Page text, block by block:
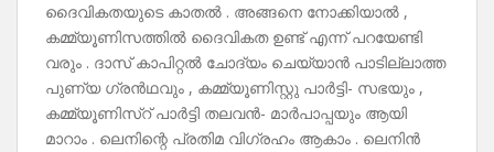
ദൈവികതയുടെ കാതൽ . അങ്ങനെ നോക്കിയാൽ ,
കമ്മ്യൂണിസത്തിൽ ദൈവികത ഉണ്ട് എന്ന് പറയേണ്ടി
വരും . ദാസ് കാപിറ്റൽ ചോദ്യം ചെയ്യാൻ പാടില്ലാത്ത
പുണ്യ ഗ്രൻഥവും , കമ്മ്യൂണിസ്റ്റു പാർട്ടി- സഭയും ,
കമ്മ്യൂണിസ്റ് പാർട്ടി തലവൻ- മാർപാപ്പയും ആയി
മാറാം . ലെനിന്റെ പ്രതിമ വിഗ്രഹം ആകാം . ലെനിൻ